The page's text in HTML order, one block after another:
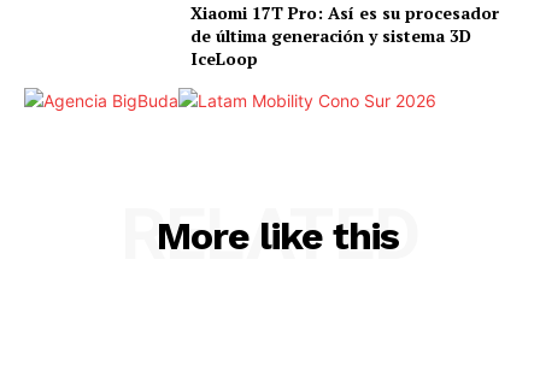
Xiaomi 17T Pro: Así es su procesador
de última generación y sistema 3D
IceLoop
More like this
RELATED